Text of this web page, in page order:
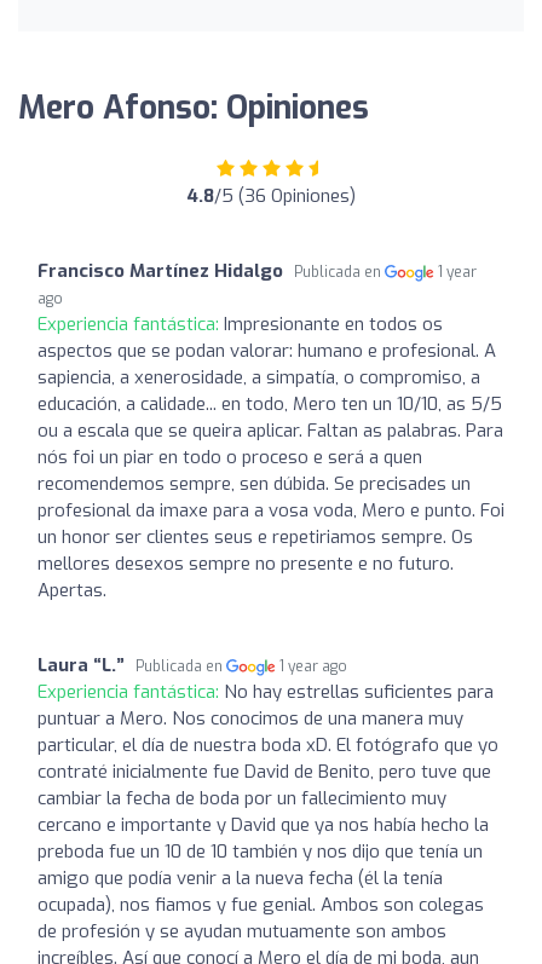
Mero Afonso: Opiniones
4.8/5 (36 Opiniones)
Francisco Martínez Hidalgo Publicada en
1 year
ago
Experiencia fantástica: Impresionante en todos os
aspectos que se podan valorar: humano e profesional. A
sapiencia, a xenerosidade, a simpatía, o compromiso, a
educación, a calidade... en todo, Mero ten un 10/10, as 5/5
ou a escala que se queira aplicar. Faltan as palabras. Para
nós foi un piar en todo o proceso e será a quen
recomendemos sempre, sen dúbida. Se precisades un
profesional da imaxe para a vosa voda, Mero e punto. Foi
un honor ser clientes seus e repetiriamos sempre. Os
mellores desexos sempre no presente e no futuro.
Apertas.
Laura “L.” Publicada en 1 year ago
Experiencia fantástica: No hay estrellas suficientes para
puntuar a Mero. Nos conocimos de una manera muy
particular, el día de nuestra boda xD. El fotógrafo que yo
contraté inicialmente fue David de Benito, pero tuve que
cambiar la fecha de boda por un fallecimiento muy
cercano e importante y David que ya nos había hecho la
preboda fue un 10 de 10 también y nos dijo que tenía un
amigo que podía venir a la nueva fecha (él la tenía
ocupada), nos fiamos y fue genial. Ambos son colegas
de profesión y se ayudan mutuamente son ambos
increíbles. Así que conocí a Mero el día de mi boda, aun